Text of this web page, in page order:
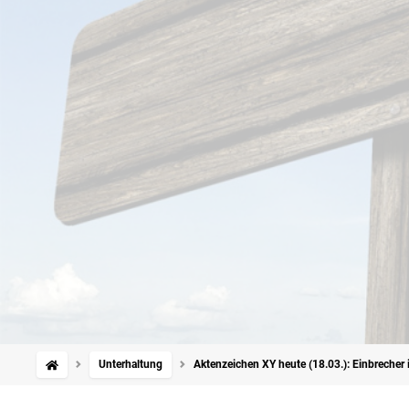
Unterhaltung Aktenzeichen XY heute (18.03.):